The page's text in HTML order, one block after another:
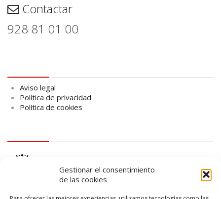
Gestionar el consentimiento
de las cookies
Contactar
928 81 01 00
Aviso legal
Política de privacidad
Política de cookies